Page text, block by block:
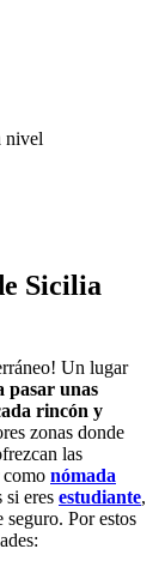
nivel
Sicilia
Un lugar
pasar unas
rincón y
zonas donde
las
como nómada
si eres estudiante,
Por estos